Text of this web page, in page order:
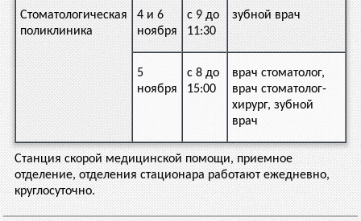
Стоматологическая
поликлиника
4 и 6
ноября
с 9 до
11:30
зубной врач
5
ноября
с 8 до
15:00
врач стоматолог,
врач стоматолог-
хирург, зубной
врач
Станция скорой медицинской помощи, приемное
отделение, отделения стационара работают ежедневно,
круглосуточно.